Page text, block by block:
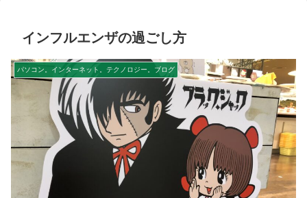
インフルエンザの過ごし方
パソコン。インターネット。テクノロジー。ブログ